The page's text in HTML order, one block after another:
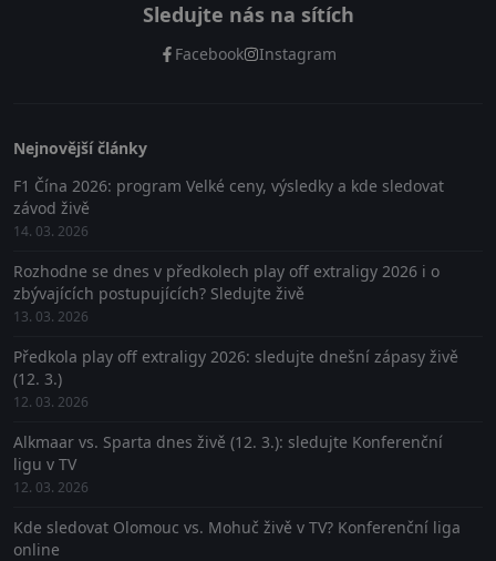
Sledujte nás na sítích
Facebook Instagram
Nejnovější články
F1 Čína 2026: program Velké ceny, výsledky a kde sledovat
závod živě
14. 03. 2026
Rozhodne se dnes v předkolech play off extraligy 2026 i o
zbývajících postupujících? Sledujte živě
13. 03. 2026
Předkola play off extraligy 2026: sledujte dnešní zápasy živě
(12. 3.)
12. 03. 2026
Alkmaar vs. Sparta dnes živě (12. 3.): sledujte Konferenční
ligu v TV
12. 03. 2026
Kde sledovat Olomouc vs. Mohuč živě v TV? Konferenční liga
online